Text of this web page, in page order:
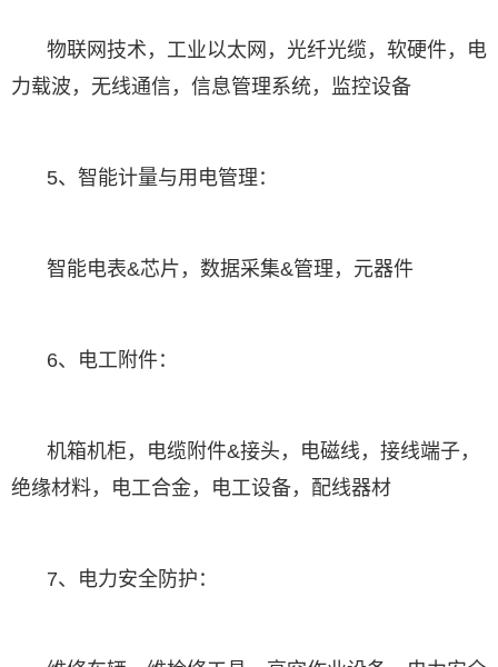
物联网技术，工业以太网，光纤光缆，软硬件，电
力载波，无线通信，信息管理系统，监控设备
5、智能计量与用电管理：
智能电表&芯片，数据采集&管理，元器件
6、电工附件：
机箱机柜，电缆附件&接头，电磁线，接线端子，
绝缘材料，电工合金，电工设备，配线器材
7、电力安全防护：